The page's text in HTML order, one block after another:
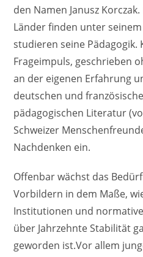
den Namen Janusz
Länder finden unter
studieren seine Pädagogik.
Frageimpuls, geschrieben
an der eigenen Erfahrung
deutschen und
pädagogischen Literatur
Schweizer
Nachdenken ein.
Offenbar wächst das
Vorbildern in dem Maße,
Institutionen und
über Jahrzehnte Stabilität
geworden ist.Vor allem